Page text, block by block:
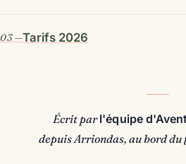
Tarifs 2026
Écrit parl'équipe
depuis Arriondas, au bord du